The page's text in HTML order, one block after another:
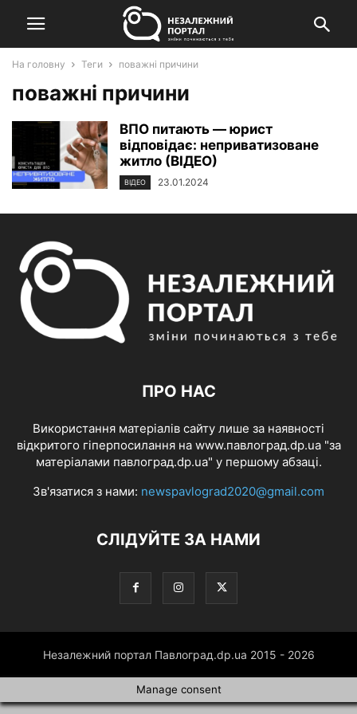
На головну Теги поважні причини
поважні причини
ВПО питають — юрист
відповідає: неприватизоване
житло (ВІДЕО)
ВІДЕО 23.01.2024
ПРО НАС
Використання матеріалів сайту лише за наявності
відкритого гіперпосилання на www.павлоград.dp.ua "за
матеріалами павлоград.dp.ua" у першому абзаці.
Зв'язатися з нами: newspavlograd2020@gmail.com
СЛІДУЙТЕ ЗА НАМИ
Незалежний портал Павлоград.dp.ua 2015 - 2026
Manage consent